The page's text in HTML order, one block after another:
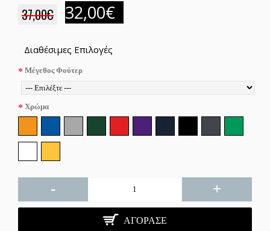
37,00€ 32,00€
Διαθέσιμες Επιλογές
Μέγεθος Φούτερ
Χρώμα
- +
ΑΓΌΡΑΣΕ